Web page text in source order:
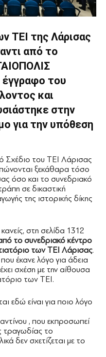
ΤΕΙ της Λάρισας
από το
έγγραφο του
και
στην
για την υπόθεση
Σχέδιο του ΤΕΙ Λάρισας
ξεκάθαρα τόσο
όσο και το συνεδριακό
σε δικαστική
της ιστορικής δίκης
στη σελίδα 1312
το συνεδριακό κέντρο
των ΤΕΙ Λάρισας.
έκανε λόγο για άδεια
σχέση με την αίθουσα
των ΤΕΙ.
εδώ είναι για ποιο λόγο
, που εκπροσωπεί
τραγωδίας το
δεν σχετίζεται με το